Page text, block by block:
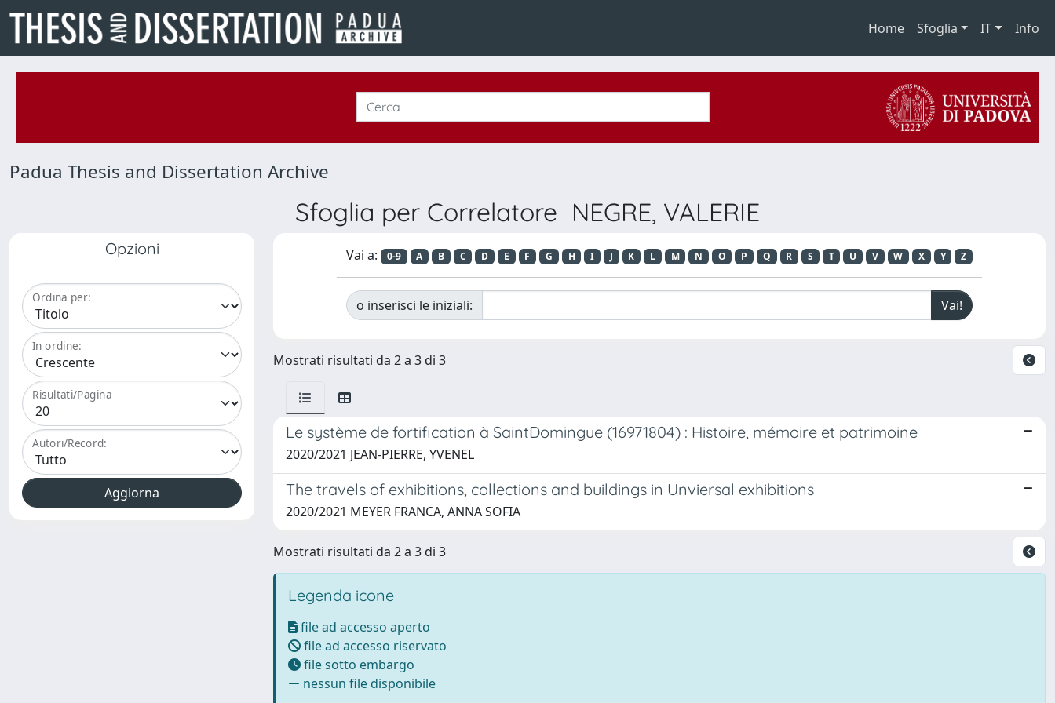
Home Sfoglia IT Info
Padua Thesis and Dissertation Archive
Sfoglia per Correlatore NEGRE, VALERIE
Opzioni
Ordina per:
In ordine:
Risultati/Pagina
Autori/Record:
Vai a: 0-9 A B C D E F G H I J K L M N O P Q R S T U V W X Y Z
o inserisci le iniziali:
Mostrati risultati da 2 a 3 di 3
Le système de fortification à Saint­Domingue (1697­1804) : Histoire, mémoire et patrimoine
2020/2021 JEAN-PIERRE, YVENEL
The travels of exhibitions, collections and buildings in Unviersal exhibitions
2020/2021 MEYER FRANCA, ANNA SOFIA
Mostrati risultati da 2 a 3 di 3
Legenda icone
file ad accesso aperto
file ad accesso riservato
file sotto embargo
nessun file disponibile